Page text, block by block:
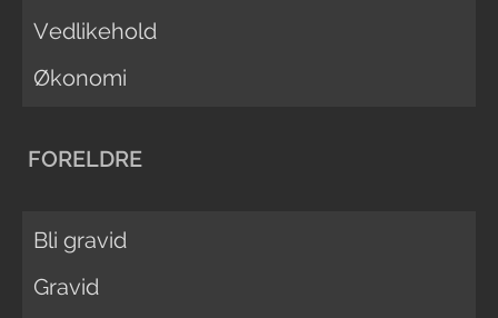
Vedlikehold
Økonomi
FORELDRE
Bli gravid
Gravid